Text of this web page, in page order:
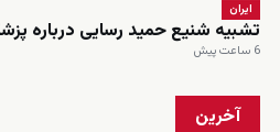
ایران
تشبیه شنیع حمید رسایی درباره
6 ساعت پیش
آخرین